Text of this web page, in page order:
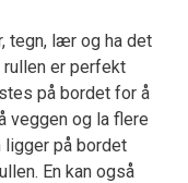
tegn, lær og ha det
er perfekt
på bordet for å
veggen og la flere
ligger på bordet
En kan også